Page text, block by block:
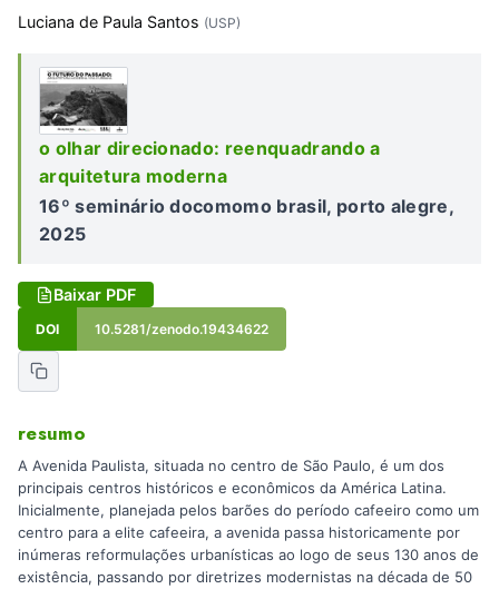
Luciana de Paula Santos (USP)
o olhar direcionado: reenquadrando a
arquitetura moderna
16º seminário docomomo brasil, porto alegre,
2025
Baixar PDF
DOI 10.5281/zenodo.19434622
resumo
A Avenida Paulista, situada no centro de São Paulo, é um dos
principais centros históricos e econômicos da América Latina.
Inicialmente, planejada pelos barões do período cafeeiro como um
centro para a elite cafeeira, a avenida passa historicamente por
inúmeras reformulações urbanísticas ao logo de seus 130 anos de
existência, passando por diretrizes modernistas na década de 50